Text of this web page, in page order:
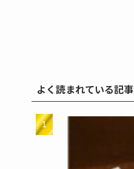
よく読まれている記事